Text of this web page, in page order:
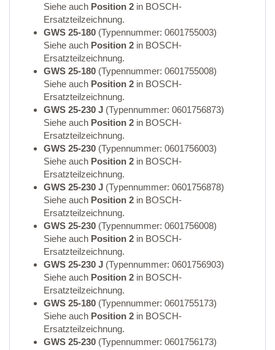
Siehe auch Position 2 in BOSCH-
Ersatzteilzeichnung.
GWS 25-180 (Typennummer: 0601755003)
Siehe auch Position 2 in BOSCH-
Ersatzteilzeichnung.
GWS 25-180 (Typennummer: 0601755008)
Siehe auch Position 2 in BOSCH-
Ersatzteilzeichnung.
GWS 25-230 J (Typennummer: 0601756873)
Siehe auch Position 2 in BOSCH-
Ersatzteilzeichnung.
GWS 25-230 (Typennummer: 0601756003)
Siehe auch Position 2 in BOSCH-
Ersatzteilzeichnung.
GWS 25-230 J (Typennummer: 0601756878)
Siehe auch Position 2 in BOSCH-
Ersatzteilzeichnung.
GWS 25-230 (Typennummer: 0601756008)
Siehe auch Position 2 in BOSCH-
Ersatzteilzeichnung.
GWS 25-230 J (Typennummer: 0601756903)
Siehe auch Position 2 in BOSCH-
Ersatzteilzeichnung.
GWS 25-180 (Typennummer: 0601755173)
Siehe auch Position 2 in BOSCH-
Ersatzteilzeichnung.
GWS 25-230 (Typennummer: 0601756173)